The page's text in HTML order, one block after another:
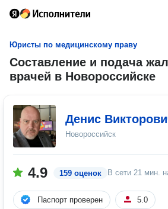
Юристы по медицинскому праву
Составление и подача
врачей в Новороссийске
Денис
Новороссийск
4.9 159 оценок В сети 21 мин.
Паспорт проверен 5.0